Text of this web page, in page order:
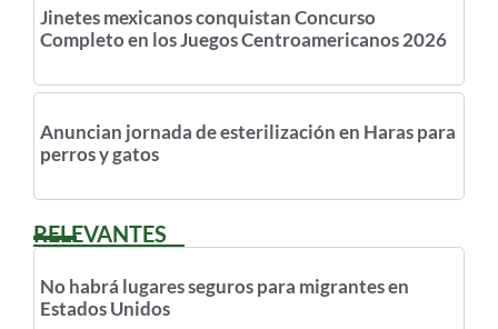
Jinetes mexicanos conquistan Concurso
Completo en los Juegos Centroamericanos 2026
Anuncian jornada de esterilización en Haras para
perros y gatos
RELEVANTES
No habrá lugares seguros para migrantes en
Estados Unidos